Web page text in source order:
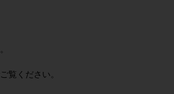
覧ください。